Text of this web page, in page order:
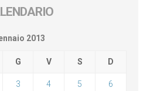
2013
G V S D
3 4 5 6